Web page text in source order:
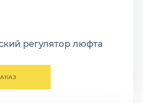
регулятор люфта